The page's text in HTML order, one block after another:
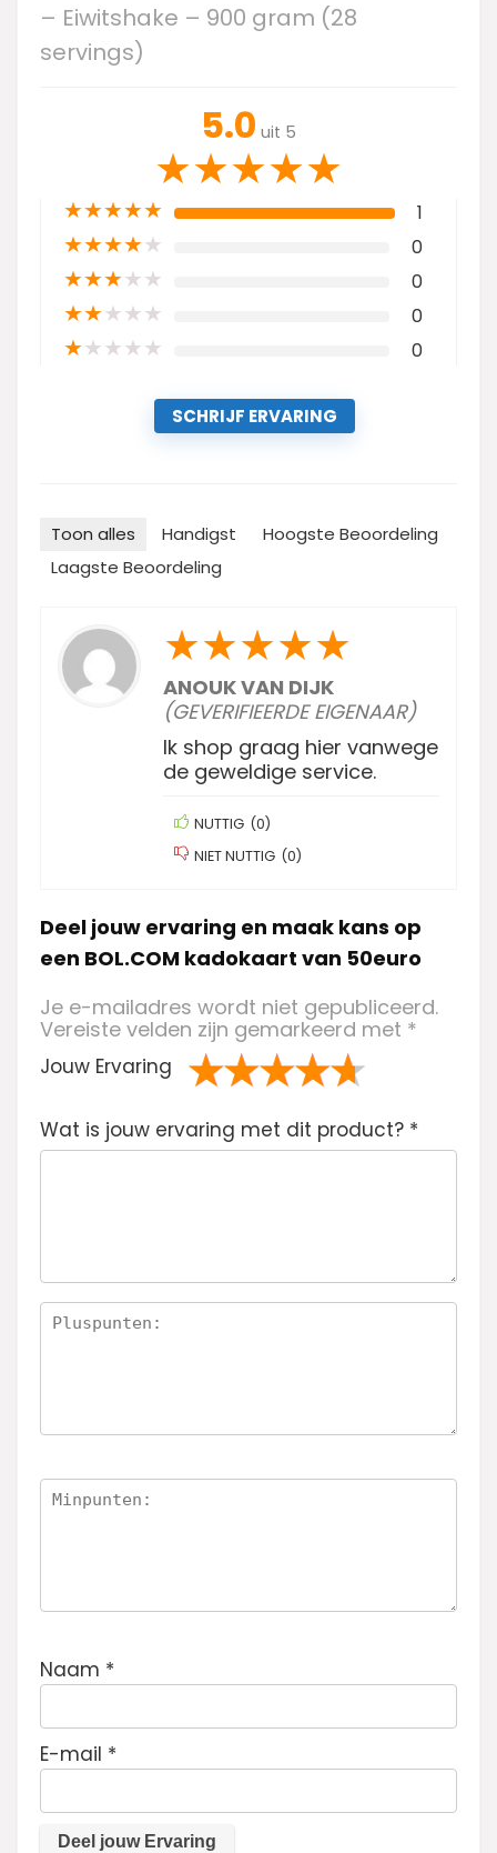
– Eiwitshake – 900 gram (28
servings)
5.0 uit 5
★★★★★
★★★★★ 1
★★★★★ 0
★★★★★ 0
★★★★★ 0
★★★★★ 0
SCHRIJF ERVARING
Toon alles Handigst
Hoogste Beoordeling
Laagste Beoordeling
★★★★★
ANOUK VAN DIJK
(GEVERIFIEERDE EIGENAAR)
Ik shop graag hier vanwege
de geweldige service.
NUTTIG (0)
NIET NUTTIG (0)
Deel jouw ervaring en maak kans op
een BOL.COM kadokaart van 50euro
Je e-mailadres wordt niet gepubliceerd.
Vereiste velden zijn gemarkeerd met *
Jouw Ervaring
va
n
n
de 5
sterren
sterren
sterren
sterren
Wat is jouw ervaring met dit product? *
Naam *
E-mail *